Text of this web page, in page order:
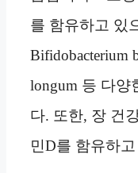
를 함유하고 있
Bifidobacterium
longum 등 다양
다. 또한, 장 건
민D를 함유하